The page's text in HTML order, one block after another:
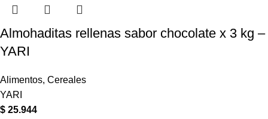
Almohaditas rellenas sabor chocolate x 3 kg –
YARI
Alimentos, Cereales
YARI
$ 25.944